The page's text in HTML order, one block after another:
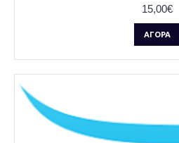
15,00€
ΑΓΟΡΆ